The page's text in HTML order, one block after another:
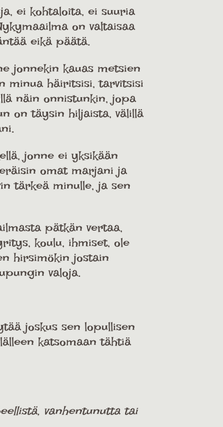
ei kohtaloita, ei suuria
on valtaisaa
eikä päätä.
jonnekin kauas metsien
minua häiritsisi, tarvitsisi
näin onnistunkin, jopa
on täysin hiljaista, välillä
jonne ei yksikään
omat marjani ja
tärkeä minulle, ja sen
pätkän vertaa,
koulu, ihmiset, ole
hirsimökin jostain
valoja.
joskus sen lopullisen
katsomaan tähtiä
vanhentunutta tai